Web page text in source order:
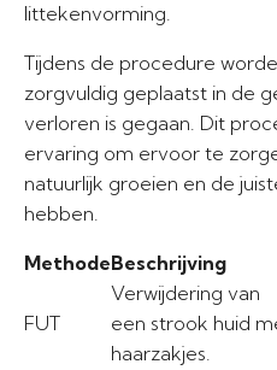
littekenvorming.
Tijdens de procedure
zorgvuldig geplaatst in de
verloren is gegaan. Dit
ervaring om ervoor te
natuurlijk groeien en de
hebben.
MethodeBeschrijving
FUT
Verwijdering van
een strook huid
haarzakjes.